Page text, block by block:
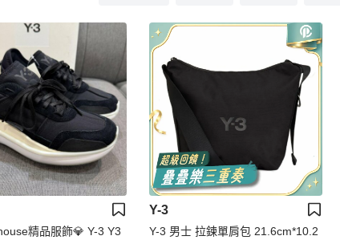
精品服飾💎 Y-3 Y3
Y-3
Y-3 男士 拉鍊單肩包 21.6cm*10.2